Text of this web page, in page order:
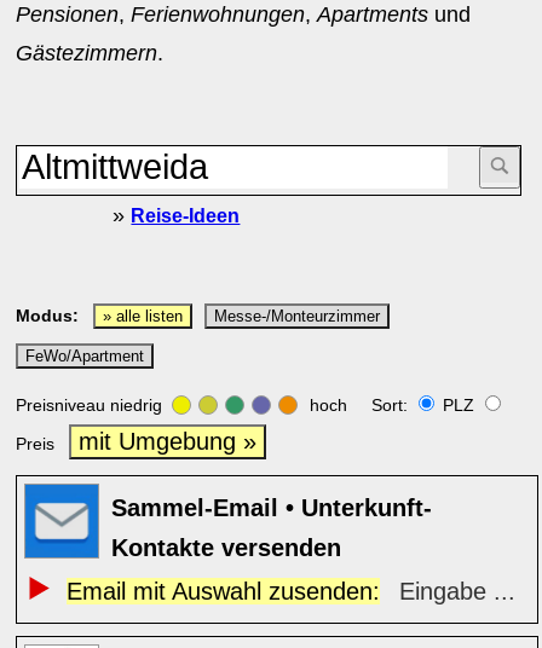
Pensionen,Ferienwohnungen,Apartments und
Gästezimmern.
» Reise-Ideen
Modus: » alle listen Messe-/Monteurzimmer
FeWo/Apartment
Preisniveau niedrig hoch Sort:
PLZ
Preis
mit Umgebung »
Sammel-Email • Unterkunft-
Kontakte versenden
Email mit Auswahl zusenden:
Eingabe ...